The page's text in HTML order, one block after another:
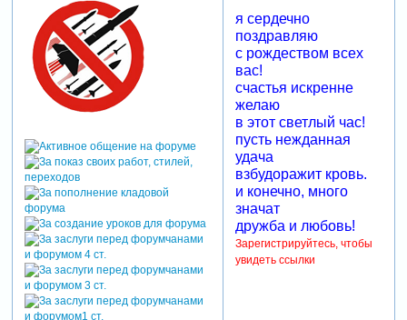
я сердечно
поздравляю
с рождеством всех
вас!
счастья искренне
желаю
в этот светлый час!
пусть нежданная
удача
взбудоражит кровь.
и конечно, много
значат
дружба и любовь!
Зарегистрируйтесь, чтобы
увидеть ссылки